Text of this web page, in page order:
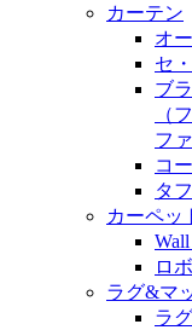
カーテン
オ
セ
ブ
（
フ
コ
タ
カーペッ
ロ
ラグ&マ
ラ